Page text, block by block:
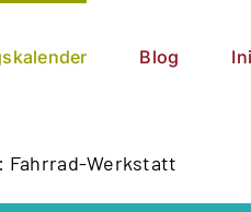
Blog
Fahrrad-Werkstatt